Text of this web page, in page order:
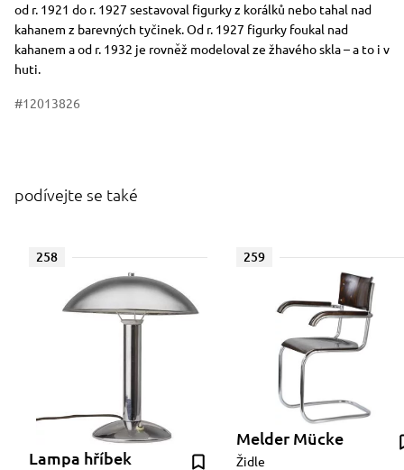
od r. 1921 do r. 1927 sestavoval figurky z korálků nebo tahal nad
kahanem z barevných tyčinek. Od r. 1927 figurky foukal nad
kahanem a od r. 1932 je rovněž modeloval ze žhavého skla – a to i v
huti.
#12013826
podívejte se také
258
Lampa hříbek
259
Melder Mücke
Židle